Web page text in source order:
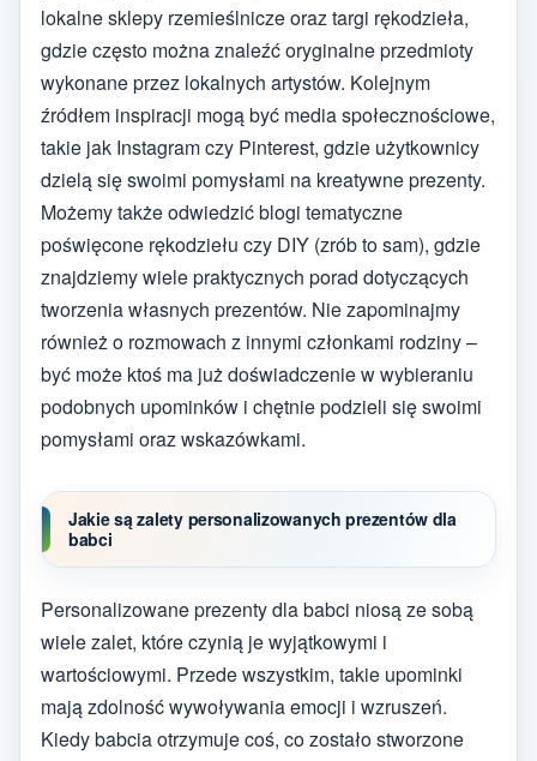
lokalne sklepy rzemieślnicze oraz targi rękodzieła,
gdzie często można znaleźć oryginalne przedmioty
wykonane przez lokalnych artystów. Kolejnym
źródłem inspiracji mogą być media społecznościowe,
takie jak Instagram czy Pinterest, gdzie użytkownicy
dzielą się swoimi pomysłami na kreatywne prezenty.
Możemy także odwiedzić blogi tematyczne
poświęcone rękodziełu czy DIY (zrób to sam), gdzie
znajdziemy wiele praktycznych porad dotyczących
tworzenia własnych prezentów. Nie zapominajmy
również o rozmowach z innymi członkami rodziny –
być może ktoś ma już doświadczenie w wybieraniu
podobnych upominków i chętnie podzieli się swoimi
pomysłami oraz wskazówkami.
Jakie są zalety personalizowanych prezentów dla
babci
Personalizowane prezenty dla babci niosą ze sobą
wiele zalet, które czynią je wyjątkowymi i
wartościowymi. Przede wszystkim, takie upominki
mają zdolność wywoływania emocji i wzruszeń.
Kiedy babcia otrzymuje coś, co zostało stworzone